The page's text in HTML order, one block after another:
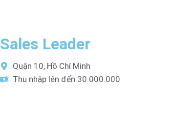
Sales Leader
Quận 10, Hồ Chí Minh
Thu nhập lên đến 30.000.000